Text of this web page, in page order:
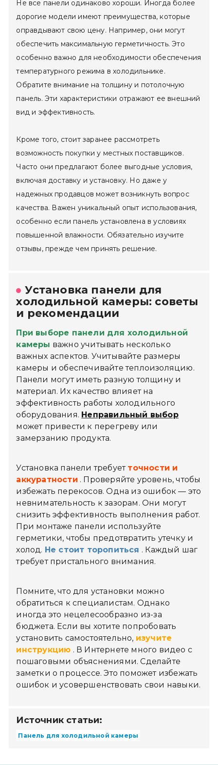
Не все панели одинаково хороши. Иногда более
дорогие модели имеют преимущества, которые
оправдывают свою цену. Например, они могут
обеспечить максимальную герметичность. Это
особенно важно для необходимости обеспечения
температурного режима в холодильнике.
Обратите внимание на толщину и потолочную
панель. Эти характеристики отражают ее внешний
вид и эффективность.
Кроме того, стоит заранее рассмотреть
возможность покупки у местных поставщиков.
Часто они предлагают более выгодные условия,
включая доставку и установку. Но даже у
надежных продавцов может возникнуть вопрос
качества. Важен уникальный опыт использования,
особенно если панель установлена ​​в условиях
повышенной влажности. Обязательно изучите
отзывы, прежде чем принять решение.
Установка панели для
холодильной камеры: советы
и рекомендации
При выборе панели для холодильной
камеры важно учитывать несколько
важных аспектов. Учитывайте размеры
камеры и обеспечивайте теплоизоляцию.
Панели могут иметь разную толщину и
материал. Их качество влияет на
эффективность работы холодильного
оборудования. Неправильный выбор
может привести к перегреву или
замерзанию продукта.
Установка панели требует точности и
аккуратности . Проверяйте уровень, чтобы
избежать перекосов. Одна из ошибок — это
невнимательность к зазорам. Они могут
снизить эффективность выполнения работ.
При монтаже панели используйте
герметики, чтобы предотвратить утечку и
холод. Не стоит торопиться . Каждый шаг
требует пристального внимания.
Помните, что для установки можно
обратиться к специалистам. Однако
иногда это нецелесообразно из-за
бюджета. Если вы хотите попробовать
установить самостоятельно, изучите
инструкцию . В Интернете много видео с
пошаговыми объяснениями. Сделайте
заметки о процессе. Это поможет избежать
ошибок и усовершенствовать свои навыки.
Источник статьи:
Панель для холодильной камеры